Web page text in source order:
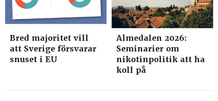
Bred majoritet vill
att Sverige försvarar
snuset i EU
Almedalen 2026:
Seminarier om
nikotinpolitik att ha
koll på